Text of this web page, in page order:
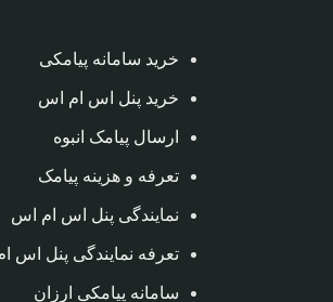
خرید سامانه پیامکی
خرید پنل اس ام اس
ارسال پیامک انبوه
تعرفه و هزینه پیامک
نمایندگی پنل اس ام اس
تعرفه نمایندگی پنل اس
سامانه پیامکی ارزان